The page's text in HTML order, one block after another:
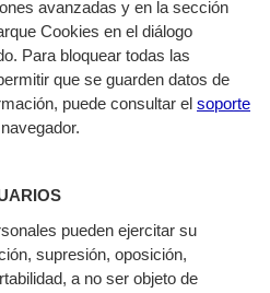
avanzadas y en la sección
Cookies en el diálogo
Para bloquear todas las
que se guarden datos de
puede consultar el soporte
pueden ejercitar su
supresión, oposición,
a no ser objeto de